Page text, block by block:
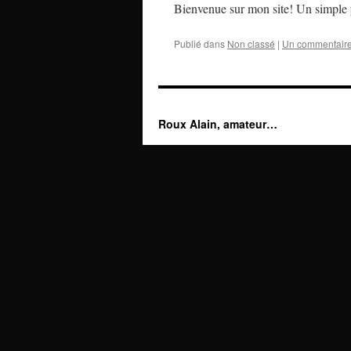
Bienvenue sur mon site! Un simple
Publié dans Non classé | Un commentaire
Roux Alain, amateur…